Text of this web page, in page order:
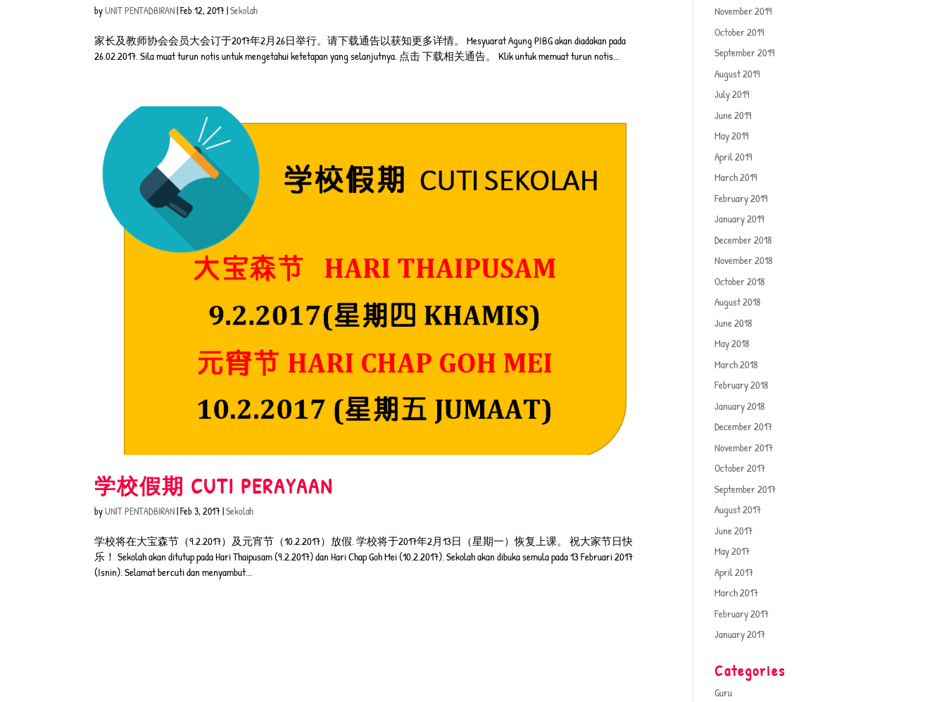
byUNIT PENTADBIRAN|Feb 12, 2017|Sekolah
家长及教师协会会员大会订于2017年2月26日举行。请下载通告以获知更多详情。 Mesyuarat Agung PIBG akan diadakan pada
26.02.2017. Sila muat turun notis untuk mengetahui ketetapan yang selanjutnya. 点击 下载相关通告。 Klik untuk memuat turun notis...
学校假期 CUTI PERAYAAN
byUNIT PENTADBIRAN|Feb 3, 2017|Sekolah
学校将在大宝森节（9.2.2017）及元宵节（10.2.2017）放假. 学校将于2017年2月13日（星期一）恢复上课。 祝大家节日快
乐！ Sekolah akan ditutup pada Hari Thaipusam (9.2.2017) dan Hari Chap Goh Mei (10.2.2017). Sekolah akan dibuka semula pada 13 Februari 2017
(Isnin). Selamat bercuti dan menyambut...
November 2019
October 2019
September 2019
August 2019
July 2019
June 2019
May 2019
April 2019
March 2019
February 2019
January 2019
December 2018
November 2018
October 2018
August 2018
June 2018
May 2018
March 2018
February 2018
January 2018
December 2017
November 2017
October 2017
September 2017
August 2017
June 2017
May 2017
April 2017
March 2017
February 2017
January 2017
Categories
Guru